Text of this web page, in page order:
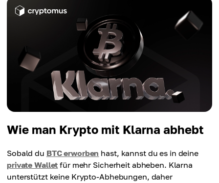
Wie man Krypto mit Klarna abhebt
Sobald du BTC erworben hast, kannst du es in deine
private Wallet für mehr Sicherheit abheben. Klarna
unterstützt keine Krypto-Abhebungen, daher